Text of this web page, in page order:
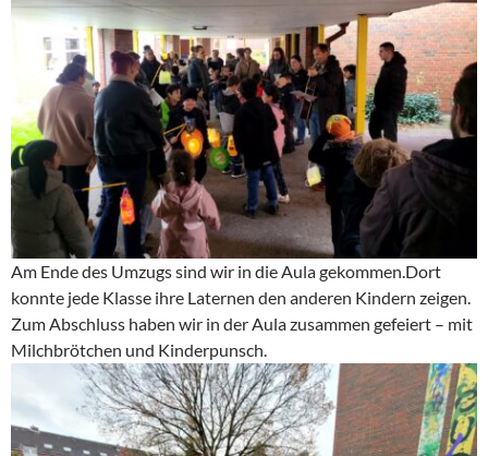
Am Ende des Umzugs sind wir in die Aula gekommen.Dort
konnte jede Klasse ihre Laternen den anderen Kindern zeigen.
Zum Abschluss haben wir in der Aula zusammen gefeiert – mit
Milchbrötchen und Kinderpunsch.